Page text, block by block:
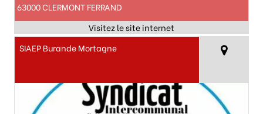
63000 CLERMONT FERRAND
SIAEP Burande Mortagne